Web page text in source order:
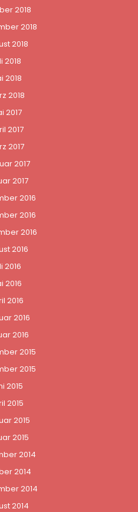
2018
2018
2018
2018
2018
2018
2017
2017
2017
2017
2017
2016
2016
2016
2016
2016
2016
2016
2016
2016
2015
2015
2015
2015
2015
2015
2014
2014
2014
2014